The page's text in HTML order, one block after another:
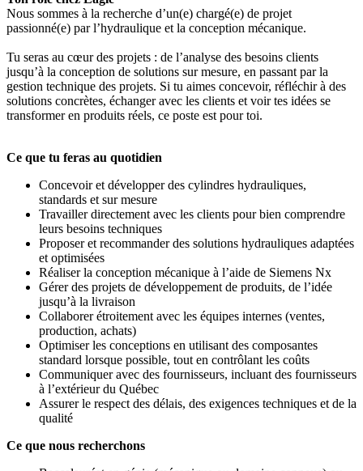
Nous sommes à la recherche d’un(e) chargé(e) de projet
passionné(e) par l’hydraulique et la conception mécanique.
Tu seras au cœur des projets : de l’analyse des besoins clients
jusqu’à la conception de solutions sur mesure, en passant par la
gestion technique des projets. Si tu aimes concevoir, réfléchir à des
solutions concrètes, échanger avec les clients et voir tes idées se
transformer en produits réels, ce poste est pour toi.
Ce que tu feras au quotidien
Concevoir et développer des cylindres hydrauliques,
standards et sur mesure
Travailler directement avec les clients pour bien comprendre
leurs besoins techniques
Proposer et recommander des solutions hydrauliques adaptées
et optimisées
Réaliser la conception mécanique à l’aide de Siemens Nx
Gérer des projets de développement de produits, de l’idée
jusqu’à la livraison
Collaborer étroitement avec les équipes internes (ventes,
production, achats)
Optimiser les conceptions en utilisant des composantes
standard lorsque possible, tout en contrôlant les coûts
Communiquer avec des fournisseurs, incluant des fournisseurs
à l’extérieur du Québec
Assurer le respect des délais, des exigences techniques et de la
qualité
Ce que nous recherchons